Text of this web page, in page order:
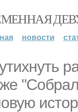
новости